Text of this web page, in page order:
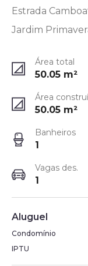
Estrada
Jardim
Área total
50.05 m²
Área
50.05 m²
Banheiros
1
Vagas des.
1
Aluguel
Condomínio
IPTU